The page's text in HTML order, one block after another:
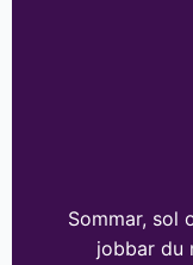
Sommar, sol
jobbar du